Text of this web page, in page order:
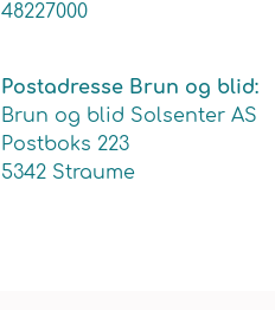
48227000
Postadresse Brun og blid:
Brun og blid Solsenter AS
Postboks 223
5342 Straume